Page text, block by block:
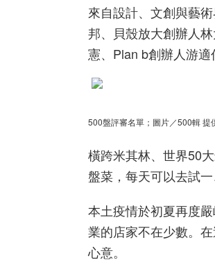
來自設計、文創與藝
邦、貝殼放大創辦人
憲、Plan b創辦人游適
500盤評審名單；圖片／500輯 提
橫跨米其林、世界50
盤菜，每天可以去試
本土疫情於初夏再度
業的店家不在少數。
心意。